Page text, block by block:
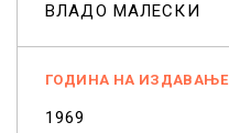
ВЛАДО МАЛЕСКИ
ГОДИНА НА ИЗДАВАЊЕ
1969